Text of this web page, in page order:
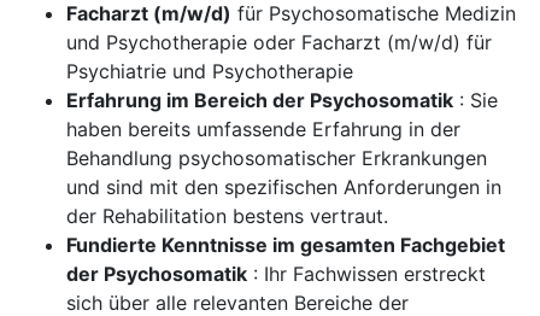
Facharzt (m/w/d) für Psychosomatische Medizin
und Psychotherapie oder Facharzt (m/w/d) für
Psychiatrie und Psychotherapie
Erfahrung im Bereich der Psychosomatik : Sie
haben bereits umfassende Erfahrung in der
Behandlung psychosomatischer Erkrankungen
und sind mit den spezifischen Anforderungen in
der Rehabilitation bestens vertraut.
Fundierte Kenntnisse im gesamten Fachgebiet
der Psychosomatik : Ihr Fachwissen erstreckt
sich über alle relevanten Bereiche der